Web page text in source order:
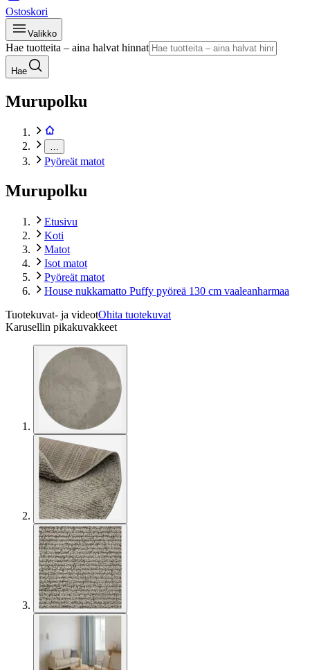
Ostoskori
Valikko
Hae tuotteita – aina halvat hinnat
Hae
Murupolku
Pyöreät matot
Murupolku
Etusivu
Koti
Matot
Isot matot
Pyöreät matot
House nukkamatto Puffy pyöreä 130 cm vaaleanharmaa
Tuotekuvat- ja videotOhita tuotekuvat
Karusellin pikakuvakkeet